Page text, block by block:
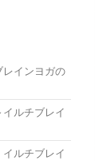
レインヨガの
ルチブレイ
ルチブレイ